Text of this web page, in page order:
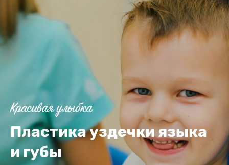
Красивая улыбка
Пластика уздечки языка
и губы